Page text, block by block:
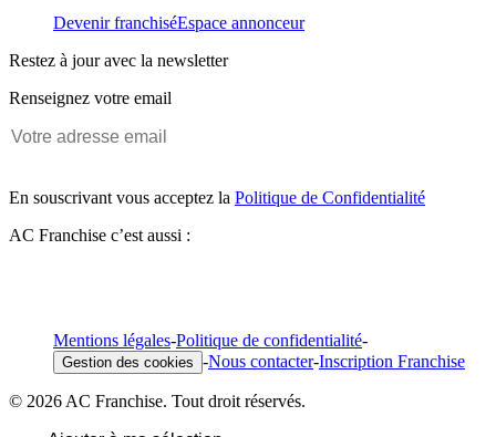
Devenir franchiséEspace annonceur
Restez à jour avec la newsletter
Renseignez votre email
En souscrivant vous acceptez la Politique de Confidentialité
AC Franchise c’est aussi :
Mentions légales-Politique de confidentialité-
Gestion des cookies -Nous contacter-Inscription Franchise
© 2026 AC Franchise. Tout droit réservés.